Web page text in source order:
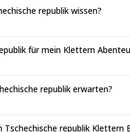
republik wissen?
für mein Klettern
republik erwarten?
republik Klettern